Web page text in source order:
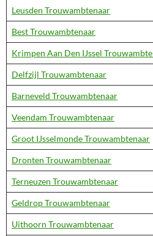
Leusden Trouwambtenaar
Best Trouwambtenaar
Krimpen Aan Den IJssel
Delfzijl Trouwambtenaar
Barneveld Trouwambtenaar
Veendam Trouwambtenaar
Groot IJsselmonde Trouwambtenaar
Dronten Trouwambtenaar
Terneuzen Trouwambtenaar
Geldrop Trouwambtenaar
Uithoorn Trouwambtenaar